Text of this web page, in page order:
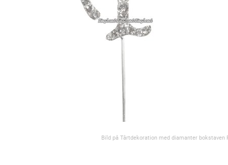
Bild på Tårtdekoration med diamanter bokstaven